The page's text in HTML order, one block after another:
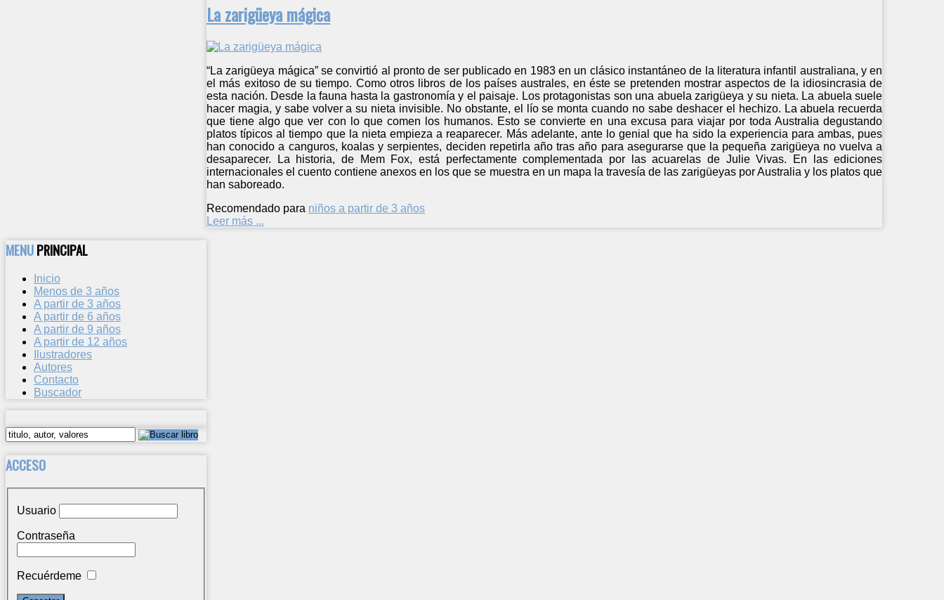
La zarigüeya mágica
“La zarigüeya mágica” se convirtió al pronto de ser publicado en 1983 en un clásico instantáneo de la literatura infantil australiana, y en
el más exitoso de su tiempo. Como otros libros de los países australes, en éste se pretenden mostrar aspectos de la idiosincrasia de
esta nación. Desde la fauna hasta la gastronomía y el paisaje. Los protagonistas son una abuela zarigüeya y su nieta. La abuela suele
hacer magia, y sabe volver a su nieta invisible. No obstante, el lío se monta cuando no sabe deshacer el hechizo. La abuela recuerda
que tiene algo que ver con lo que comen los humanos. Esto se convierte en una excusa para viajar por toda Australia degustando
platos típicos al tiempo que la nieta empieza a reaparecer. Más adelante, ante lo genial que ha sido la experiencia para ambas, pues
han conocido a canguros, koalas y serpientes, deciden repetirla año tras año para asegurarse que la pequeña zarigüeya no vuelva a
desaparecer. La historia, de Mem Fox, está perfectamente complementada por las acuarelas de Julie Vivas. En las ediciones
internacionales el cuento contiene anexos en los que se muestra en un mapa la travesía de las zarigüeyas por Australia y los platos que
han saboreado.
Recomendado para niños a partir de 3 años
Leer más ...
MENUPRINCIPAL
Inicio
Menos de 3 años
A partir de 3 años
A partir de 6 años
A partir de 9 años
A partir de 12 años
Ilustradores
Autores
Contacto
Buscador
ACCESO
Usuario
Contraseña
Recuérdeme